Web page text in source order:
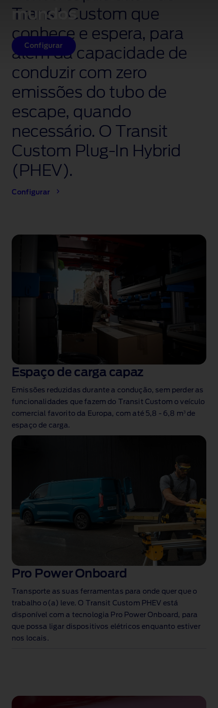
mundos
Configurar
Transit Custom que
conhece e espera, para
além da capacidade de
conduzir com zero
emissões do tubo de
escape, quando
necessário. O Transit
Custom Plug‑In Hybrid
(PHEV).
Configurar
Espaço de carga capaz
Emissões reduzidas durante a condução, sem perder as
funcionalidades que fazem do Transit Custom o veículo
comercial favorito da Europa, com até 5,8 ‑ 6,8 m 3
de
espaço de carga.
Pro Power Onboard
Transporte as suas ferramentas para onde quer que o
trabalho o(a) leve. O Transit Custom PHEV está
disponível com a tecnologia Pro Power Onboard , para
que possa ligar dispositivos elétricos enquanto estiver
nos locais.